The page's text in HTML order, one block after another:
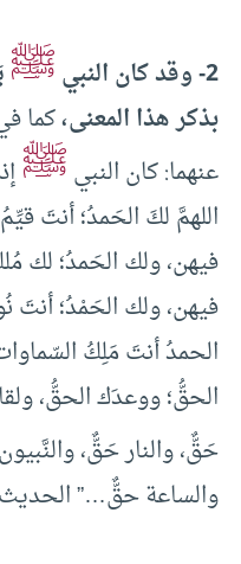
2- وقد كان النبي ﷺ
بذكر هذا المعنى،كما
عنهما: كان النبيﷺ
اللهمَّ لكَ الحَمدُ؛ أنتَ
فيهن، ولك الحَمدُ؛ لك
فيهن، ولك الحَمْدُ؛ أنتَ
الحمدُ أنتَ مَلِكُ
الحقُّ؛ ووعدَك الحقُّ،
حَقٌّ، والنار حَقٌّ،
والساعة حقٌّ…”